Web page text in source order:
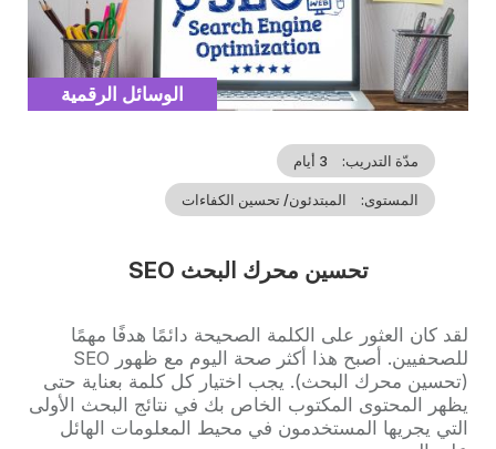
Catégorie
الوسائل الرقمية
مدّة التدريب 3 أيام
المستوى المبتدئون/ تحسين الكفاءات
تحسين محرك البحث SEO
Accroche
لقد كان العثور على الكلمة الصحيحة دائمًا هدفًا مهمًا
للصحفيين. أصبح هذا أكثر صحة اليوم مع ظهور SEO
(تحسين محرك البحث). يجب اختيار كل كلمة بعناية حتى
يظهر المحتوى المكتوب الخاص بك في نتائج البحث الأولى
التي يجريها المستخدمون في محيط المعلومات الهائل